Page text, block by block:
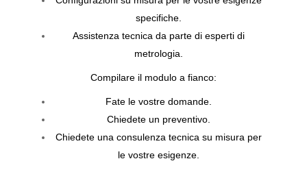
specifiche.
Assistenza tecnica da parte di esperti di
metrologia.
Compilare il modulo a fianco:
Fate le vostre domande.
Chiedete un preventivo.
Chiedete una consulenza tecnica su misura per
le vostre esigenze.